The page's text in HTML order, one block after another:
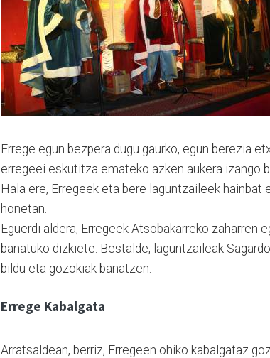
Errege egun bezpera dugu gaurko, egun berezia
erregeei eskutitza emateko azken aukera izango
Hala ere, Erregeek eta bere laguntzaileek
honetan.
Eguerdi aldera, Erregeek Atsobakarreko
banatuko dizkiete. Bestalde, laguntzaileak
bildu eta gozokiak banatzen.
Errege Kabalgata
Arratsaldean, berriz, Erregeen ohiko kabalgataz